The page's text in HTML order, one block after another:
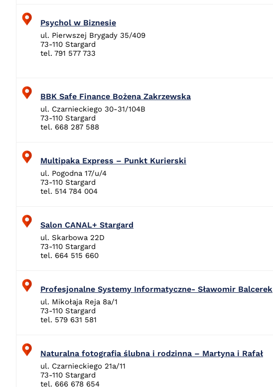
Psychol w Biznesie
ul. Pierwszej Brygady 35/409
73-110 Stargard
tel. 791 577 733
BBK Safe Finance Bożena Zakrzewska
ul. Czarnieckiego 30-31/104B
73-110 Stargard
tel. 668 287 588
Multipaka Express – Punkt Kurierski
ul. Pogodna 17/u/4
73-110 Stargard
tel. 514 784 004
Salon CANAL+ Stargard
ul. Skarbowa 22D
73-110 Stargard
tel. 664 515 660
Profesjonalne Systemy Informatyczne- Sławomir Balcerek
ul. Mikołaja Reja 8a/1
73-110 Stargard
tel. 579 631 581
Naturalna fotografia ślubna i rodzinna – Martyna i Rafał
ul. Czarnieckiego 21a/11
73-110 Stargard
tel. 666 678 654